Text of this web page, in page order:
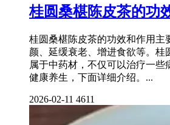
桂圆桑椹陈皮茶的功
桂圆桑椹陈皮茶的功效和作用主
颜、延缓衰老、增进食欲等。桂
属于中药材，不仅可以治疗一些
健康养生，下面详细介绍。...
2026-02-11 4611